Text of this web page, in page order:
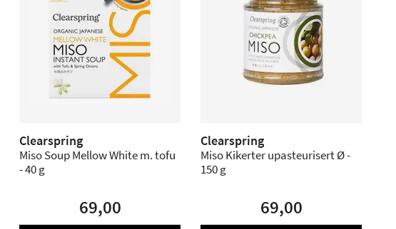
Clearspring
Miso Soup Mellow White m. tofu
- 40 g
69,00
Clearspring
Miso Kikerter upasteurisert Ø -
150 g
69,00